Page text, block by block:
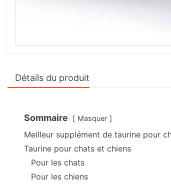
Détails du produit
Sommaire Masquer
Meilleur supplément de taurine pour
Taurine pour chats et chiens
Pour les chats
Pour les chiens